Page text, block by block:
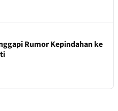
Rumor Kepindahan ke